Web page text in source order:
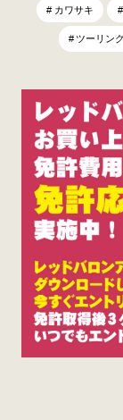
カワサキ
ツーリン